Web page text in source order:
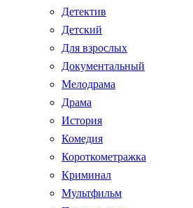
Детектив
Детский
Для взрослых
Документальный
Мелодрама
Драма
История
Комедия
Короткометражка
Криминал
Мультфильм